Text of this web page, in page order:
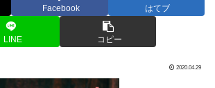
Facebook はてブ
LINE コピー
2020.04.29